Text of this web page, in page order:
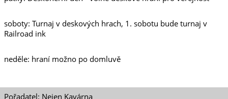
soboty: Turnaj v deskových hrach, 1. sobotu bude turnaj v
Railroad ink
neděle: hraní možno po domluvě
Pořadatel: Nejen Kavárna